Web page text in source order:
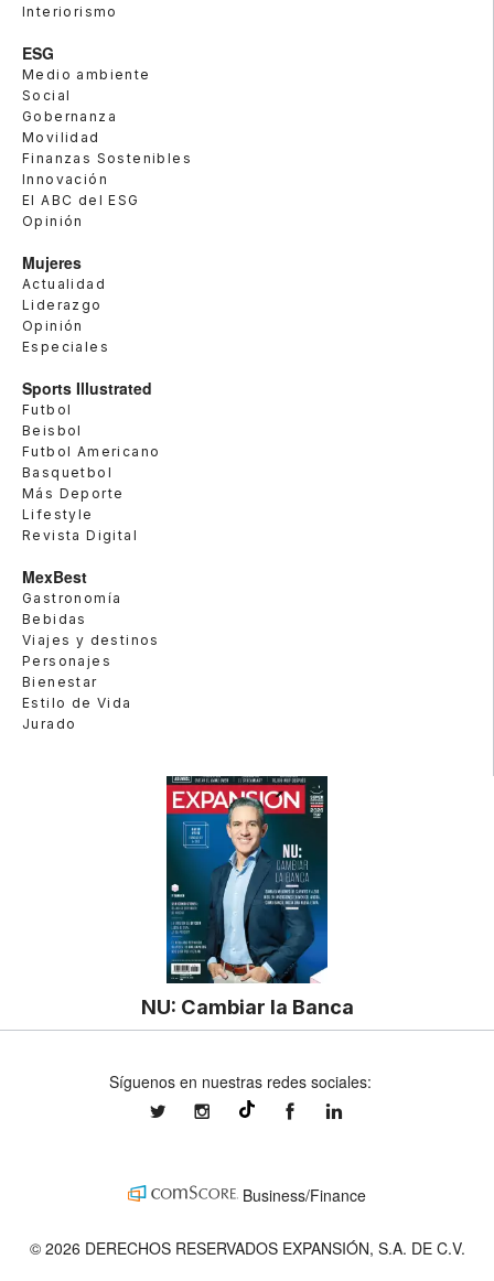
Interiorismo
ESG
Medio ambiente
Social
Gobernanza
Movilidad
Finanzas Sostenibles
Innovación
El ABC del ESG
Opinión
Mujeres
Actualidad
Liderazgo
Opinión
Especiales
Sports Illustrated
Futbol
Beisbol
Futbol Americano
Basquetbol
Más Deporte
Lifestyle
Revista Digital
MexBest
Gastronomía
Bebidas
Viajes y destinos
Personajes
Bienestar
Estilo de Vida
Jurado
NU: Cambiar la Banca
Síguenos en nuestras redes sociales:
expansionmxexpansionmx ExpansionMex
Business/Finance
© 2026 DERECHOS RESERVADOS EXPANSIÓN, S.A. DE C.V.